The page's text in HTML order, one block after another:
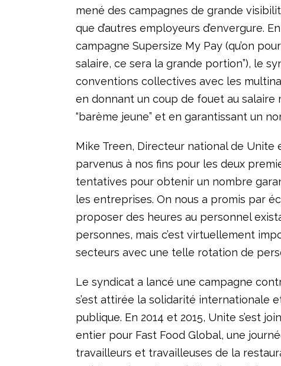
mené des campagnes de grande
que d’autres employeurs d’envergure.
campagne Supersize My Pay (qu’on
salaire, ce sera la grande portion”), le
conventions collectives avec les
en donnant un coup de fouet au salaire
“barème jeune” et en garantissant un
Mike Treen, Directeur national de Unite
parvenus à nos fins pour les deux
tentatives pour obtenir un nombre
les entreprises. On nous a promis par
proposer des heures au personnel
personnes, mais c’est virtuellement
secteurs avec une telle rotation de
Le syndicat a lancé une campagne
s’est attirée la solidarité internationale
publique. En 2014 et 2015, Unite s’est
entier pour Fast Food Global, une
travailleurs et travailleuses de la